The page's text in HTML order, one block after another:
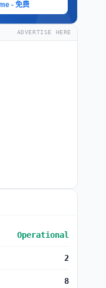
- 免费
ADVERTISE HERE
Operational
2
8